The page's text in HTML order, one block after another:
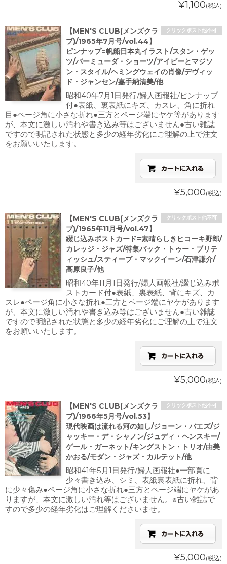
¥1,100(税込)
クリックポスト他不可
【MEN'S CLUB(メンズクラ
ブ)/1965年7月号/vol.44】
ピンナップ=帆船日本丸イラスト/スタン・ゲッ
ツ/バーミューダ・ショーツ/アイビーとマジソ
ン・スタイル/ヘミングウェイの肖像/デヴィッ
ド・ジャンセン/嘉手納清美/他
昭和40年7月1日発行/婦人画報社/ピンナップ
付●表紙、裏表紙にキズ、カスレ、角に折れ
目●ページ角に小さな折れ●三方とページ端にヤケ等があります
が、本文に激しい汚れや書き込み等はございません●古い雑誌
ですので明記された状態と多少の経年劣化にご理解の上で注文
をお願いいたします。
¥5,000(税込)
クリックポスト他不可
【MEN'S CLUB(メンズクラ
ブ)/1965年11月号/vol.47】
綴じ込みポストカード=素晴らしきヒコーキ野郎/
カレッジ・ジャズ/特集バック・トゥー・ブリテ
ィッシュ/スティーブ・マックイーン/石津謙介/
高原良子/他
昭和40年11月1日発行/婦人画報社/綴じ込みポ
ストカード付●表紙、裏表紙、背にキズ、カ
スレ●ページ角に小さな折れ●三方とページ端にヤケがあります
が、本文に激しい汚れや書き込み等はございません●古い雑誌
ですので明記された状態と多少の経年劣化にご理解の上で注文
をお願いいたします。
¥5,000(税込)
クリックポスト他不可
【MEN'S CLUB(メンズクラ
ブ)/1966年5月号/vol.53】
現代映画は流れる河の如し/ジョーン・バエズ/ジ
ャッキー・デ・シャノン/ジュディ・ヘンスキー/
ゲール・ガーネット/キングストン・トリオ/由美
かおる/モダン・ジャズ・カルテット/他
昭和41年5月1日発行/婦人画報社●一部頁に
少々書き込み、シミ、表紙裏表紙に折れ、背
に少々傷み●ページ角に小さな折れ●三方とページ端にヤケがあ
りますが、本文に激しい汚れ等はございません。※古い雑誌で
すので多少の経年劣化はご理解くださいませ。
¥5,000(税込)